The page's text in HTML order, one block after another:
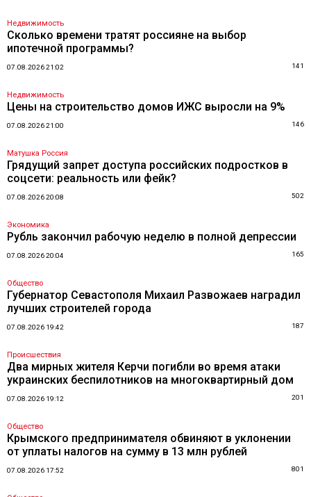
Недвижимость
Сколько времени тратят россияне на выбор
ипотечной программы?
07.08.2026 21:02 141
Недвижимость
Цены на строительство домов ИЖС выросли на 9%
07.08.2026 21:00 146
Матушка Россия
Грядущий запрет доступа российских подростков в
соцсети: реальность или фейк?
07.08.2026 20:08 502
Экономика
Рубль закончил рабочую неделю в полной депрессии
07.08.2026 20:04 165
Общество
Губернатор Севастополя Михаил Развожаев наградил
лучших строителей города
07.08.2026 19:42 187
Происшествия
Два мирных жителя Керчи погибли во время атаки
украинских беспилотников на многоквартирный дом
07.08.2026 19:12 201
Общество
Крымского предпринимателя обвиняют в уклонении
от уплаты налогов на сумму в 13 млн рублей
07.08.2026 17:52 801